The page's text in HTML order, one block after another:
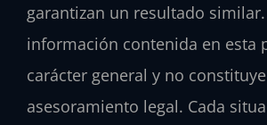
garantizan un resultado similar.
información contenida en esta
carácter general y no constituye
asesoramiento legal. Cada